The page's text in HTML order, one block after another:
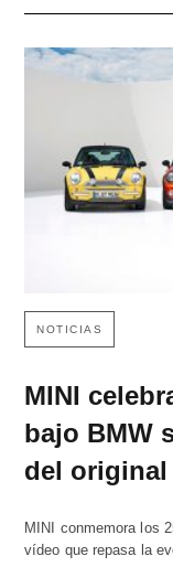
NOTICIAS
MINI
bajo BMW
del original
MINI conmemora los
vídeo que repasa la